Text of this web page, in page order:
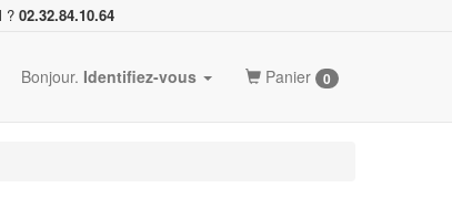
? 02.32.84.10.64
Bonjour. Identifiez-vous Panier 0